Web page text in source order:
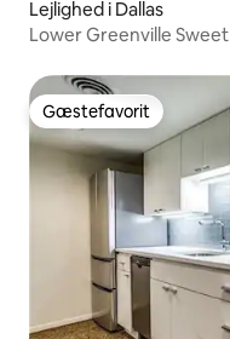
Lejlighed i Dallas
Lower Greenville
Gæstefavorit
Gæstefavorit